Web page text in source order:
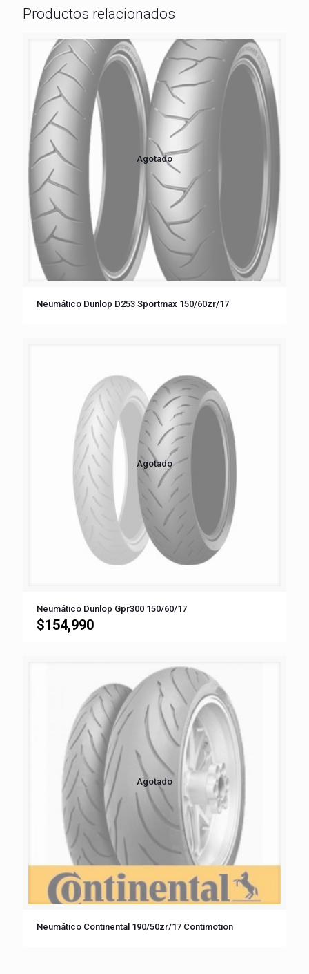
Productos relacionados
Agotado
Neumático Dunlop D253 Sportmax 150/60zr/17
Agotado
Neumático Dunlop Gpr300 150/60/17
$154,990
Agotado
Neumático Continental 190/50zr/17 Contimotion